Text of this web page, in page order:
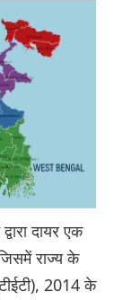
दायर एक
राज्य के
2014 के